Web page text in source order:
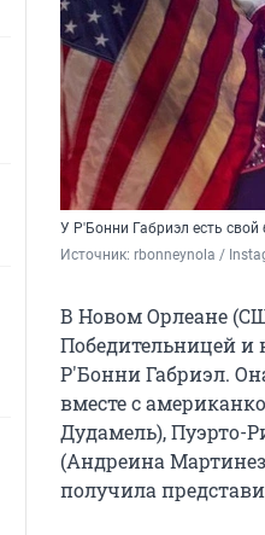
У Р'Бонни Габриэл есть свой
Источник: rbonneynola /
В Новом Орлеане
Победительницей и
Р'Бонни Габриэл.
вместе с
Дудамель), Пуэрто-
(Андреина
получила